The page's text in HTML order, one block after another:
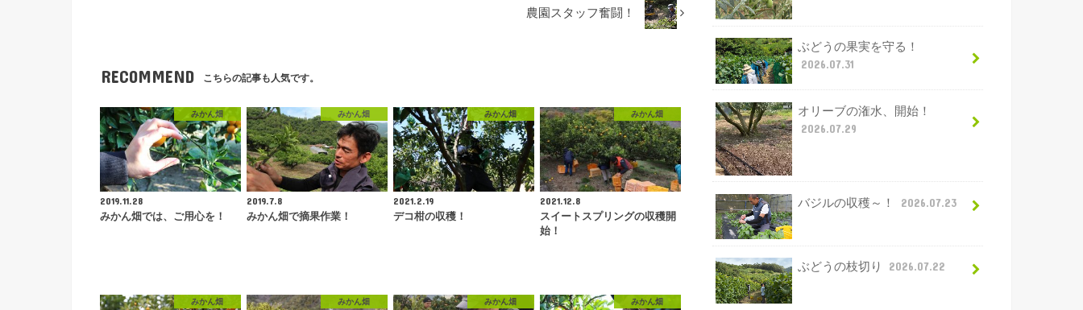
農園スタッフ奮闘！
RECOMMEND こちらの記事も人気です。
みかん畑
2019.11.28
みかん畑では、ご用心を！
みかん畑
2019.7.8
みかん畑で摘果作業！
みかん畑
2021.2.19
デコ柑の収穫！
みかん畑
2021.12.8
スイートスプリングの収穫開
始！
みかん畑 みかん畑 みかん畑 みかん畑
ぶどうの果実を守る！
2026.07.31
オリーブの潅水、開始！
2026.07.29
バジルの収穫～！ 2026.07.23
ぶどうの枝切り 2026.07.22